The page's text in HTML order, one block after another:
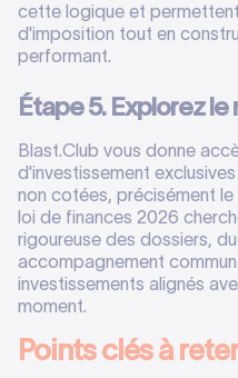
cette logique et
d'imposition tout en
performant.
Étape 5. Explorez
Blast.Club vous donne
d'investissement
non cotées, précisément
loi de finances 2026
rigoureuse des dossiers,
accompagnement
investissements alignés
moment.
Points clés à